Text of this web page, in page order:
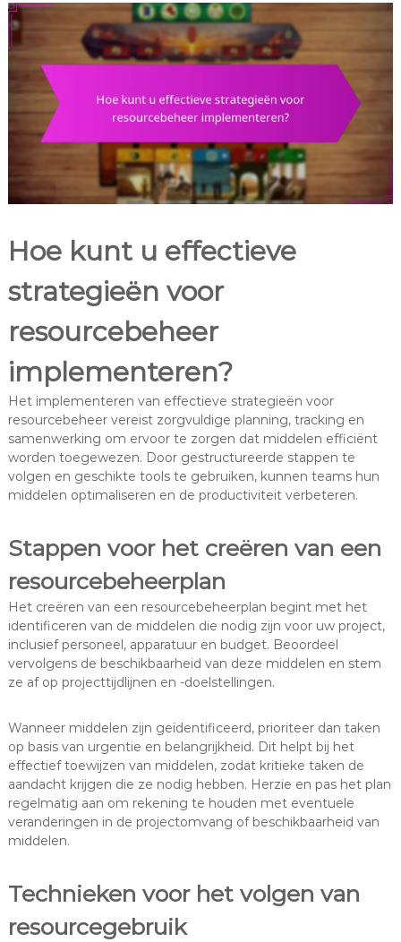
Hoe kunt u effectieve
strategieën voor
resourcebeheer
implementeren?
Het implementeren van effectieve strategieën voor
resourcebeheer vereist zorgvuldige planning, tracking en
samenwerking om ervoor te zorgen dat middelen efficiënt
worden toegewezen. Door gestructureerde stappen te
volgen en geschikte tools te gebruiken, kunnen teams hun
middelen optimaliseren en de productiviteit verbeteren.
Stappen voor het creëren van een
resourcebeheerplan
Het creëren van een resourcebeheerplan begint met het
identificeren van de middelen die nodig zijn voor uw project,
inclusief personeel, apparatuur en budget. Beoordeel
vervolgens de beschikbaarheid van deze middelen en stem
ze af op projecttijdlijnen en -doelstellingen.
Wanneer middelen zijn geïdentificeerd, prioriteer dan taken
op basis van urgentie en belangrijkheid. Dit helpt bij het
effectief toewijzen van middelen, zodat kritieke taken de
aandacht krijgen die ze nodig hebben. Herzie en pas het plan
regelmatig aan om rekening te houden met eventuele
veranderingen in de projectomvang of beschikbaarheid van
middelen.
Technieken voor het volgen van
resourcegebruik